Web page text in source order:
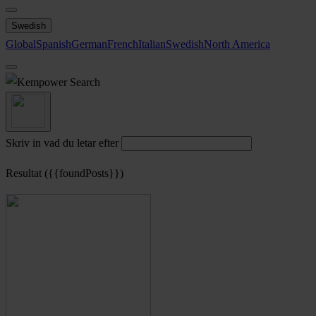
Swedish
GlobalSpanishGermanFrenchItalianSwedishNorth America
Search
Skriv in vad du letar efter
Resultat ({{foundPosts}})